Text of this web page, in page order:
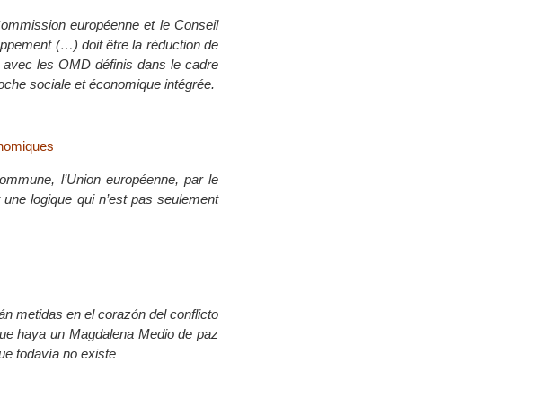
européenne et le Conseil
(…) doit être la réduction de
les OMD définis dans le cadre
sociale et économique intégrée.
l’Union européenne, par le
logique qui n’est pas seulement
metidas en el corazón del conflicto
haya un Magdalena Medio de paz
todavía no existe